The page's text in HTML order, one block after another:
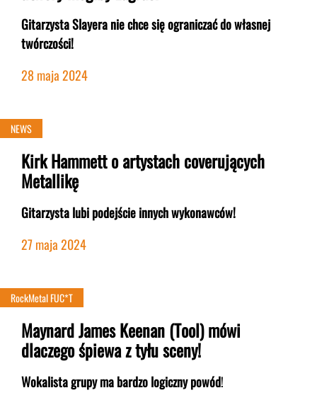
Gitarzysta Slayera nie chce się ograniczać do własnej
twórczości!
28 maja 2024
NEWS
Kirk Hammett o artystach coverujących
Metallikę
Gitarzysta lubi podejście innych wykonawców!
27 maja 2024
RockMetal FUC*T
Maynard James Keenan (Tool) mówi
dlaczego śpiewa z tyłu sceny!
Wokalista grupy ma bardzo logiczny powód!